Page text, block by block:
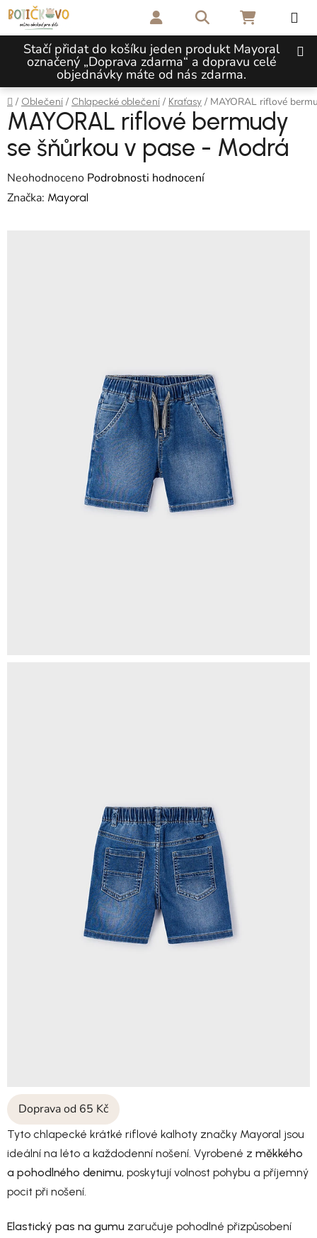
Přejít na obsah
Stačí přidat do košíku jeden produkt Mayoral
označený „Doprava zdarma“ a dopravu celé
objednávky máte od nás zdarma.
Hledat NÁKUPNÍ
Domů
/ Oblečení / Chlapecké oblečení / Kraťasy / MAYORAL riflové
Doprava od 65 Kč
Tyto chlapecké krátké riflové kalhoty značky Mayoral jsou
ideální na léto a každodenní nošení. Vyrobené z měkkého
a pohodlného denimu, poskytují volnost pohybu a příjemný
pocit při nošení.
Elastický pas na gumu zaručuje pohodlné přizpůsobení
MAYORAL riflové bermudy
se šňůrkou v pase - Modrá
Průměrné hodnocení produktu je 0,0 z 5 hvězdiček.
Neohodnoceno Podrobnosti hodnocení
Značka: Mayoral